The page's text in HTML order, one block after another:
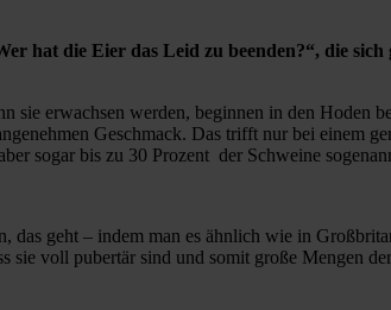
die Eier das Leid zu beenden?“, die sich
erwachsen werden, beginnen in den Hoden
Geschmack. Das trifft nur bei einem
sogar bis zu 30 Prozent der Schweine
das geht – indem man es ähnlich wie in
sie voll pubertär sind und somit große Mengen